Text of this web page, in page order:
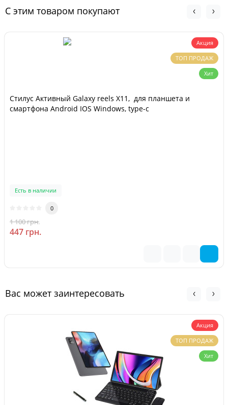
С этим товаром покупают
Акция
ТОП ПРОДАЖ
Хит
Cтилус Активный Galaxy reels X11, для планшета и
смартфона Android IOS Windows, type-c
Есть в наличии
0
1 100 грн.
447 грн.
Вас может заинтересовать
Акция
ТОП ПРОДАЖ
Хит